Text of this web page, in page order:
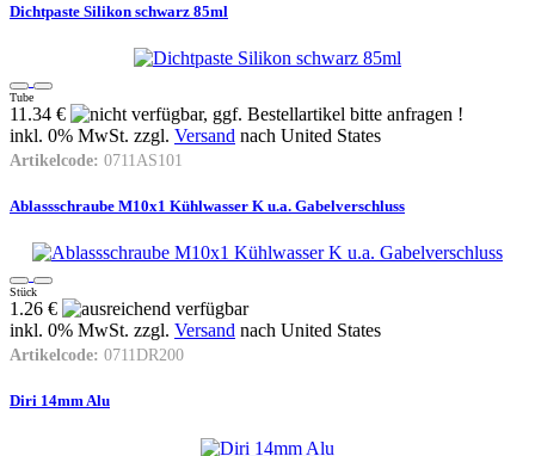
Dichtpaste Silikon schwarz 85ml
Tube
11.34 €
inkl. 0% MwSt. zzgl. Versand nach United States
Artikelcode: 0711AS101
Ablassschraube M10x1 Kühlwasser K u.a. Gabelverschluss
Stück
1.26 €
inkl. 0% MwSt. zzgl. Versand nach United States
Artikelcode: 0711DR200
Diri 14mm Alu